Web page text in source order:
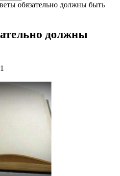
обязательно должны быть
должны